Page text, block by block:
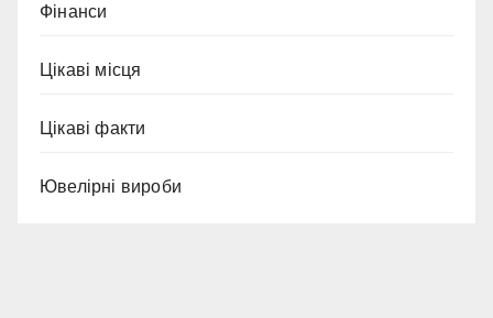
Фінанси
Цікаві місця
Цікаві факти
Ювелірні вироби